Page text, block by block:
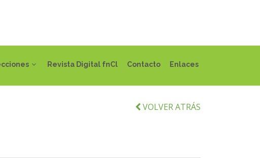
Revista Digital fnCl Contacto Enlaces
VOLVER ATRÁS